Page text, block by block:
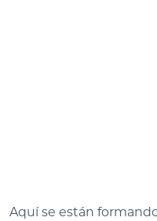
Aquí se están